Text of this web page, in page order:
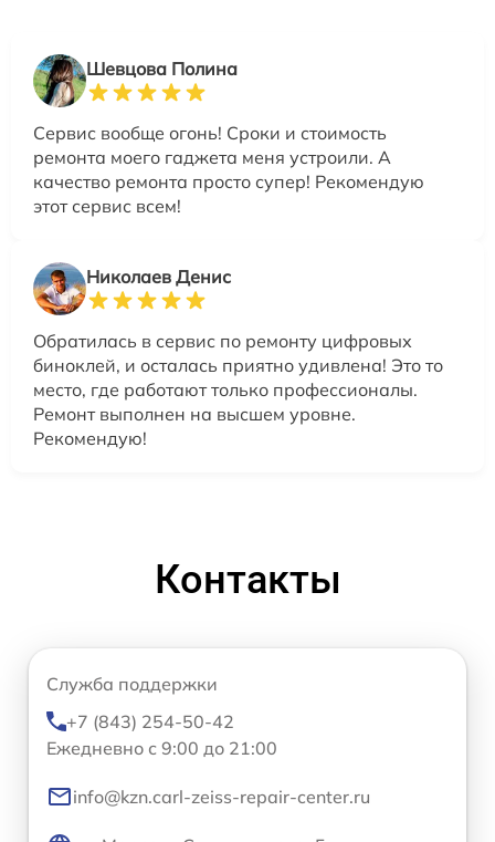
Шевцова Полина
Сервис вообще огонь! Сроки и стоимость
ремонта моего гаджета меня устроили. А
качество ремонта просто супер! Рекомендую
этот сервис всем!
Николаев Денис
Обратилась в сервис по ремонту цифровых
биноклей, и осталась приятно удивлена! Это то
место, где работают только профессионалы.
Ремонт выполнен на высшем уровне.
Рекомендую!
Контакты
Служба поддержки
+7 (843) 254-50-42
Ежедневно с 9:00 до 21:00
info@kzn.carl-zeiss-repair-center.ru